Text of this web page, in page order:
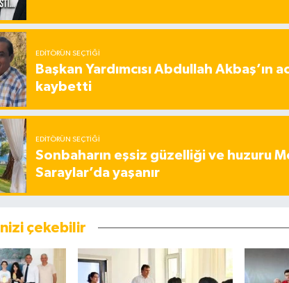
EDITÖRÜN SEÇTIĞI
Başkan Yardımcısı Abdullah Akbaş’ın
kaybetti
EDITÖRÜN SEÇTIĞI
Sonbaharın eşsiz güzelliği ve huzuru
Saraylar’da yaşanır
çekebilir